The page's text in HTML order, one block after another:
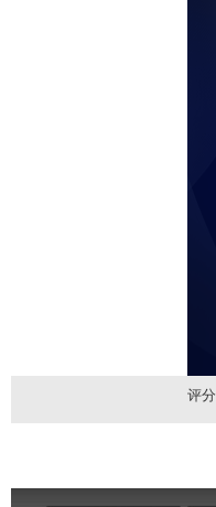
评分